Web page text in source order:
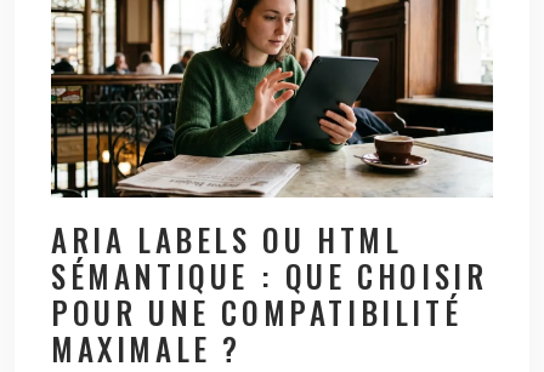
ARIA LABELS OU HTML
SÉMANTIQUE : QUE CHOISIR
POUR UNE COMPATIBILITÉ
MAXIMALE ?